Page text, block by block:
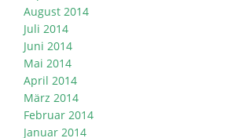
August 2014
Juli 2014
Juni 2014
Mai 2014
April 2014
März 2014
Februar 2014
Januar 2014